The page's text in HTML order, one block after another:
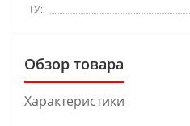
ТУ:
Обзор товара
Характеристики